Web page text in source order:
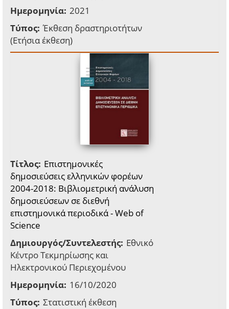
Ημερομηνία: 2021
Τύπος: Έκθεση δραστηριοτήτων
(Ετήσια έκθεση)
Τίτλος: Επιστημονικές
δημοσιεύσεις ελληνικών φορέων
2004-2018: Βιβλιομετρική ανάλυση
δημοσιεύσεων σε διεθνή
επιστημονικά περιοδικά - Web of
Science
Δημιουργός/Συντελεστής: Εθνικό
Κέντρο Τεκμηρίωσης και
Ηλεκτρονικού Περιεχομένου
Ημερομηνία: 16/10/2020
Τύπος: Στατιστική έκθεση